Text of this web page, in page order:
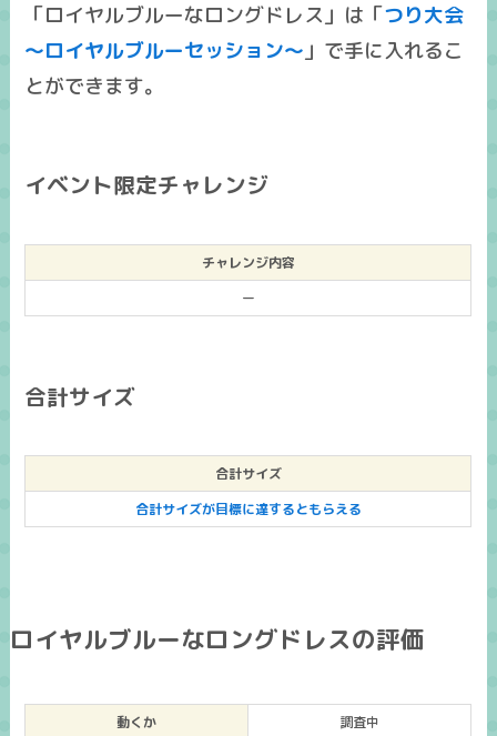
「ロイヤルブルーなロングドレス」は「つり大会
～ロイヤルブルーセッション～」で手に入れるこ
とができます。
イベント限定チャレンジ
チャレンジ内容
ー
合計サイズ
合計サイズ
合計サイズが目標に達するともらえる
ロイヤルブルーなロングドレスの評価
動くか
調査中